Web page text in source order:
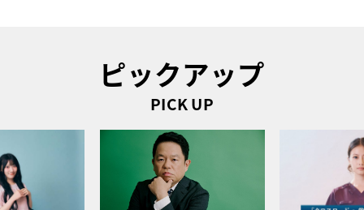
ピックアップ
PICK UP